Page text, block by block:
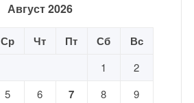
Август 2026
Ср Чт Пт Сб Вс
1
2
5 6 7 8
9